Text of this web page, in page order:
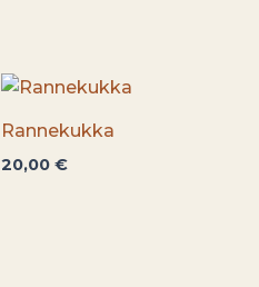
Rannekukka
20,00 €